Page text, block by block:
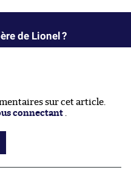
de Lionel ?
sur cet article.
connectant